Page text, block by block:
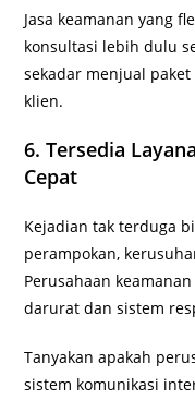
Jasa keamanan yang
konsultasi lebih dulu
sekadar menjual
klien.
6. Tersedia
Cepat
Kejadian tak terduga
perampokan,
Perusahaan
darurat dan sistem
Tanyakan apakah
sistem komunikasi